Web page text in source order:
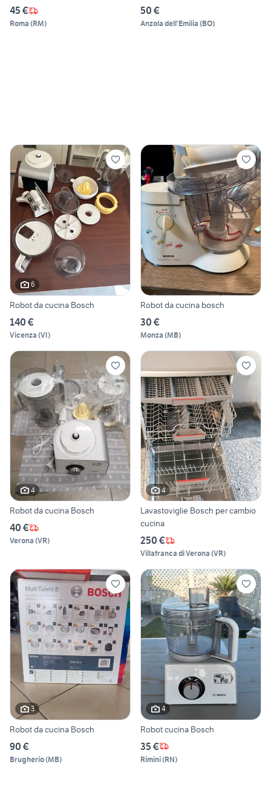
45 €
Roma (RM)
50 €
Anzola dell'Emilia (BO)
6
Robot da cucina Bosch
140 €
Vicenza (VI)
Robot da cucina bosch
30 €
Monza (MB)
4
Robot da cucina Bosch
40 €
Verona (VR)
4
Lavastoviglie Bosch per cambio
cucina
250 €
Villafranca di Verona (VR)
3
Robot da cucina Bosch
90 €
Brugherio(MB)
4
Robot cucina Bosch
35 €
Rimini(RN)